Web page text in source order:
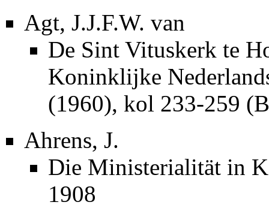
Agt, J.J.F.W. van
De Sint Vituskerk te
Koninklijke
(1960), kol 233-259
Ahrens, J.
Die Ministerialität in
1908